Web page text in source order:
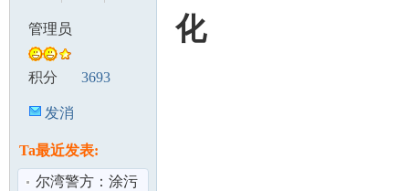
管理员
积分 3693
发消
Ta最近发表:
尔湾警方：涂污
化